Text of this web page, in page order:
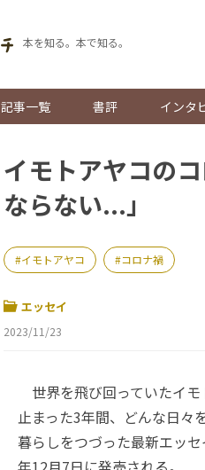
本を知る。本で知る。
記事一覧 書評 インタ
イモトアヤコの
ならない...」
イモトアヤコ コロナ禍
エッセイ
2023/11/23
世界を飛び回っていたイ
止まった3年間、どんな日
暮らしをつづった最新エッ